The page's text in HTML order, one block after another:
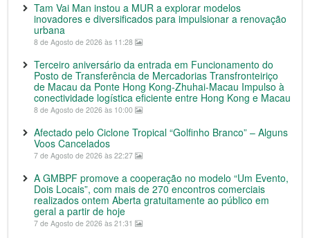
Tam Vai Man instou a MUR a explorar modelos
inovadores e diversificados para impulsionar a renovação
urbana
8 de Agosto de 2026 às 11:28
Terceiro aniversário da entrada em Funcionamento do
Posto de Transferência de Mercadorias Transfronteiriço
de Macau da Ponte Hong Kong-Zhuhai-Macau Impulso à
conectividade logística eficiente entre Hong Kong e Macau
8 de Agosto de 2026 às 10:00
Afectado pelo Ciclone Tropical “Golfinho Branco” – Alguns
Voos Cancelados
7 de Agosto de 2026 às 22:27
A GMBPF promove a cooperação no modelo “Um Evento,
Dois Locais”, com mais de 270 encontros comerciais
realizados ontem Aberta gratuitamente ao público em
geral a partir de hoje
7 de Agosto de 2026 às 21:31